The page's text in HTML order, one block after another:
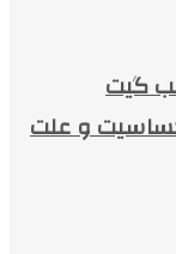
گیت
و علت